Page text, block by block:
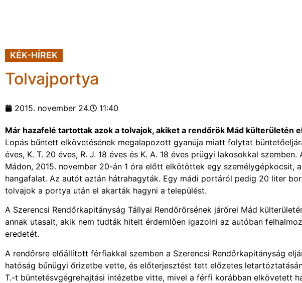
KÉK-HÍREK
Tolvajportya
2015. november 24. 11:40
Már hazafelé tartottak azok a tolvajok, akiket a rendőrök Mád külterületén
Lopás bűntett elkövetésének megalapozott gyanúja miatt folytat
éves, K. T. 20 éves, R. J. 18 éves és K. A. 18 éves prügyi lakosokkal
Mádon, 2015. november 20-án 1 óra előtt elkötöttek egy személygépkocsit,
hangafalat. Az autót aztán hátrahagyták. Egy mádi portáról pedig 20 liter
tolvajok a portya után el akarták hagyni a települést.
A Szerencsi Rendőrkapitányság Tállyai Rendőrőrsének járőrei Mád
annak utasait, akik nem tudták hitelt érdemlően igazolni az autóban
eredetét.
A rendőrsre előállított férfiakkal szemben a Szerencsi Rendőrkapitányság
hatóság bűnügyi őrizetbe vette, és előterjesztést tett előzetes
T.-t büntetésvgégrehajtási intézetbe vitte, mivel a férfi korábban elkövetett